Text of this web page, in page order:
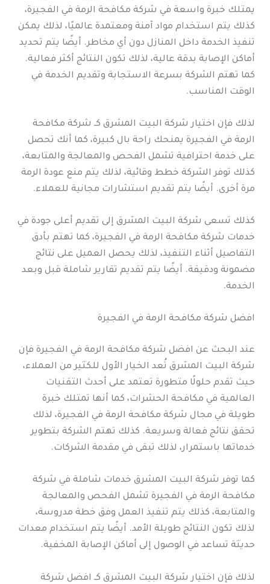
يمتلك خبرة واسعة في شركة مكافحة الرمة في الفجيرة،
كذلك يتم استخدام مواد آمنة ومعتمدة عالميًا، لذلك يمكن
تنفيذ الخدمة داخل المنازل دون أي مخاطر. أيضًا يتم تحديد
أماكن الإصابة بدقة عالية، لذلك تكون النتائج أكثر فعالية.
كما تهتم الشركة بسرعة الاستجابة وتقديم الخدمة في
الوقت المناسب.
لذلك فإن اختيار شركة البيت المشرق كـ شركة مكافحة
الرمة في الفجيرة يمنحك راحة بال كبيرة، كما أنك تحصل
على خدمة احترافية تشمل الفحص والمعالجة والمتابعة،
كذلك توفر الشركة خطط وقائية، لذلك يتم منع عودة الرمة
مرة أخرى. أيضًا يتم تقديم استشارات مجانية للعملاء.
كذلك تسعى شركة البيت المشرق إلى تقديم أعلى جودة في
خدمات شركة مكافحة الرمة في الفجيرة، كما تهتم بأدق
التفاصيل أثناء التنفيذ، لذلك يحصل العميل على نتائج
مضمونة ودقيقة. أيضًا يتم تقديم تقارير شاملة قبل وبعد
الخدمة.
افضل شركة مكافحة الرمة في الفجيرة
عند البحث عن افضل شركة مكافحة الرمة في الفجيرة فإن
شركة البيت المشرق تُعد الخيار الأول للكثير من العملاء،
حيث تقدم حلولًا متطورة تعتمد على أحدث التقنيات
العالمية في مكافحة الحشرات، كما أنها تمتلك خبرة
طويلة في مجال شركة مكافحة الرمة في الفجيرة، لذلك
تحقق نتائج فعالة وسريعة. كذلك تهتم الشركة بتطوير
خدماتها باستمرار، لذلك تبقى في مقدمة الشركات.
كما توفر شركة البيت المشرق خدمات شاملة في شركة
مكافحة الرمة في الفجيرة تشمل الفحص والمعالجة
والمتابعة، كذلك يتم تنفيذ العمل وفق خطة مدروسة،
لذلك تكون النتائج طويلة الأمد. أيضًا يتم استخدام معدات
حديثة تساعد في الوصول إلى أماكن الإصابة المخفية.
لذلك فإن اختيار شركة البيت المشرق كـ افضل شركة